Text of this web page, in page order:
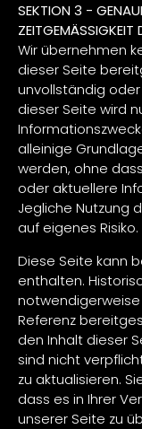
SEKTION 3 -
ZEITGEMÄSSIGKEIT
Wir übernehmen
dieser Seite
unvollständig
dieser Seite wird
alleinige
werden, ohne
oder aktuellere
Jegliche Nutzung
auf eigenes Risiko.
Diese Seite kann
enthalten.
notwendigerweise
Referenz
den Inhalt dieser
sind nicht
zu aktualisieren.
dass es in Ihrer
unserer Seite zu